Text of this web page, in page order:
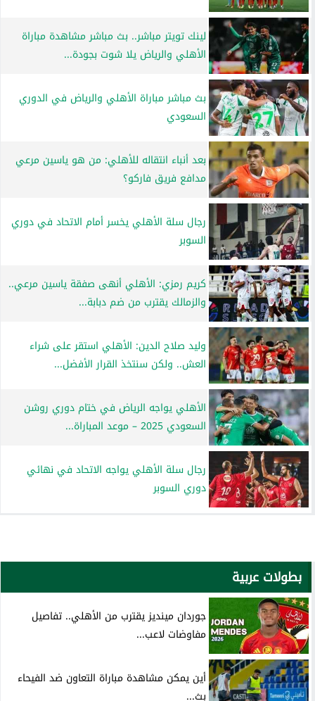
لينك تويتر مباشر.. بث مباشر مشاهدة مباراة
الأهلي والرياض يلا شوت بجودة...
بث مباشر مباراة الأهلي والرياض في الدوري
السعودي
بعد أنباء انتقاله للأهلي: من هو ياسين مرعي
مدافع فريق فاركو؟
رجال سلة الأهلي يخسر أمام الاتحاد في دوري
السوبر
كريم رمزي: الأهلي أنهى صفقة ياسين مرعي..
والزمالك يقترب من ضم دبابة...
وليد صلاح الدين: الأهلي استقر على شراء
العش.. ولكن سنتخذ القرار الأفضل...
الأهلي يواجه الرياض في ختام دوري روشن
السعودي 2025 – موعد المباراة...
رجال سلة الأهلي يواجه الاتحاد في نهائي
دوري السوبر
بطولات عربية
جوردان مينديز يقترب من الأهلي.. تفاصيل
مفاوضات لاعب...
أين يمكن مشاهدة مباراة التعاون ضد الفيحاء
بث...